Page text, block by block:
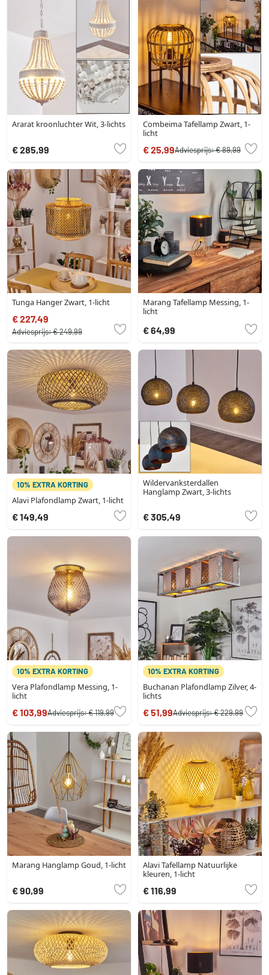
Ararat kroonluchter Wit, 3-lichts
€ 285,99
Combeima Tafellamp Zwart, 1-
licht
€ 25,99Adviesprijs:€ 89,99
Tunga Hanger Zwart, 1-licht
€ 227,49
Adviesprijs:€ 249,99
Marang Tafellamp Messing, 1-
licht
€ 64,99
10% EXTRA KORTING
Alavi Plafondlamp Zwart, 1-licht
€ 149,49
Wildervanksterdallen
Hanglamp Zwart, 3-lichts
€ 305,49
10% EXTRA KORTING
Vera Plafondlamp Messing, 1-
licht
€ 103,99Adviesprijs:€ 119,99
10% EXTRA KORTING
Buchanan Plafondlamp Zilver, 4-
lichts
€ 51,99Adviesprijs:€ 229,99
Marang Hanglamp Goud, 1-licht
€ 90,99
Alavi Tafellamp Natuurlijke
kleuren, 1-licht
€ 116,99